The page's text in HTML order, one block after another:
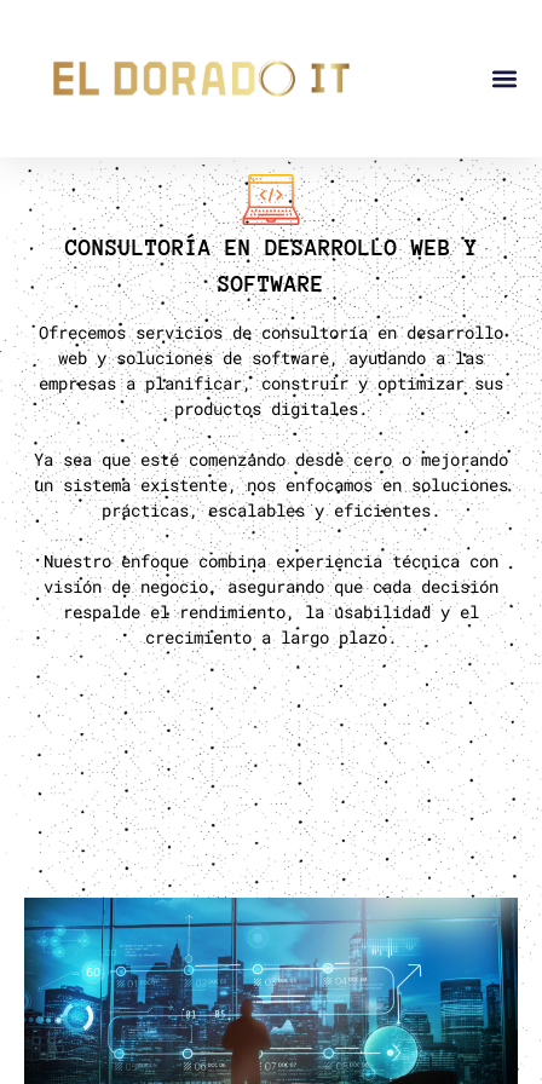
CONSULTORÍA EN DESARROLLO WEB Y
SOFTWARE
Ofrecemos servicios de consultoría en desarrollo
web y soluciones de software, ayudando a las
empresas a planificar, construir y optimizar sus
productos digitales.
Ya sea que esté comenzando desde cero o mejorando
un sistema existente, nos enfocamos en soluciones
prácticas, escalables y eficientes.
Nuestro enfoque combina experiencia técnica con
visión de negocio, asegurando que cada decisión
respalde el rendimiento, la usabilidad y el
crecimiento a largo plazo.